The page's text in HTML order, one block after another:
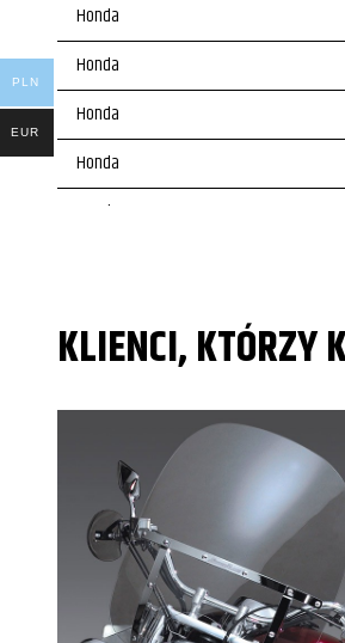
Honda
Honda
Honda
Honda
Honda
KLIENCI, KTÓRZY
PLN
EUR